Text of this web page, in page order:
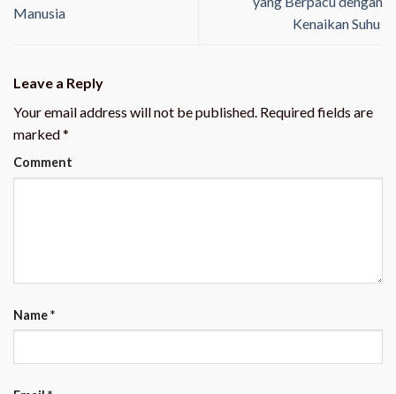
Manusia
Kenaikan Suhu
Leave a Reply
Your email address will not be published. Required fields are
marked*
Comment
Name*